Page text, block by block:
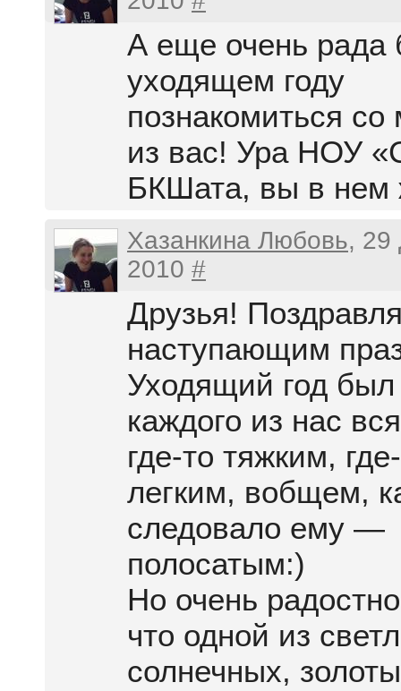
А еще очень рада
уходящем году
познакомиться со
из вас! Ура НОУ
БКШата, вы в нем
Хазанкина Любовь, 29
2010 #
Друзья!
наступающим
Уходящий год
каждого из нас
где-то тяжким,
легким, вобщем,
следовало ему —
полосатым:)
Но очень
что одной из
солнечных,